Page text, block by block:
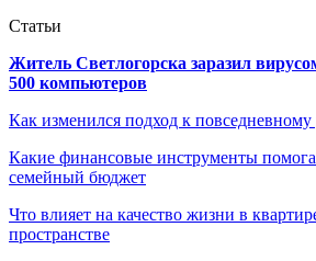
Статьи
Житель Светлогорска заразил
500 компьютеров
Как изменился подход к повседневному
Какие финансовые инструменты
семейный бюджет
Что влияет на качество жизни в
пространстве